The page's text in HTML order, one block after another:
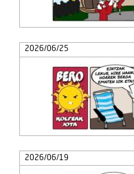
2026/06/25
2026/06/19